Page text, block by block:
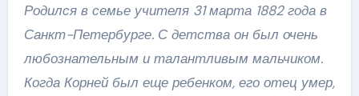
Родился в семье учителя 31 марта 1882 года в
Санкт-Петербурге. С детства он был очень
любознательным и талантливым мальчиком.
Когда Корней был еще ребенком, его отец умер,